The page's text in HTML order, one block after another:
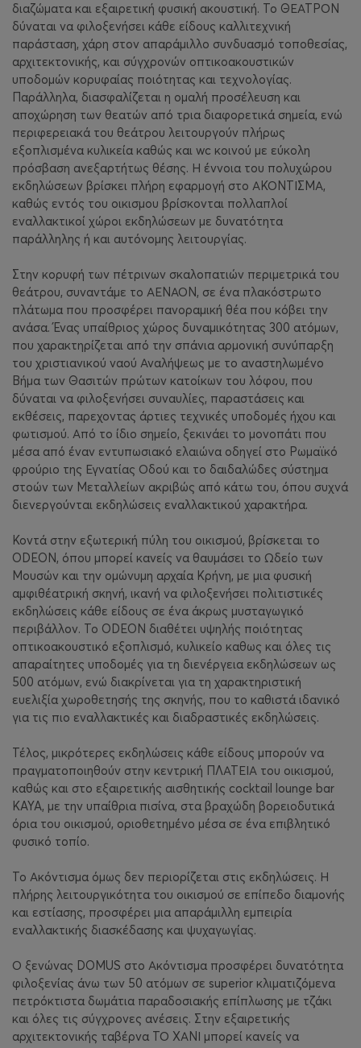
διαζώματα και εξαιρετική φυσική ακουστική. Το ΘΕΑΤΡΟΝ
δύναται να φιλοξενήσει κάθε είδους καλλιτεχνική
παράσταση, χάρη στον απαράμιλλο συνδυασμό τοποθεσίας,
αρχιτεκτονικής, και σύγχρονών οπτικοακουστικών
υποδομών κορυφαίας ποιότητας και τεχνολογίας.
Παράλληλα, διασφαλίζεται η ομαλή προσέλευση και
αποχώρηση των θεατών από τρια διαφορετικά σημεία, ενώ
περιφερειακά του θεάτρου λειτουργούν πλήρως
εξοπλισμένα κυλικεία καθώς και wc κοινού με εύκολη
πρόσβαση ανεξαρτήτως θέσης. Η έννοια του πολυχώρου
εκδηλώσεων βρίσκει πλήρη εφαρμογή στο ΑΚΟΝΤΙΣΜΑ,
καθώς εντός του οικισμου βρίσκονται πολλαπλοί
εναλλακτικοί χώροι εκδηλώσεων με δυνατότητα
παράλληλης ή και αυτόνομης λειτουργίας.
Στην κορυφή των πέτρινων σκαλοπατιών περιμετρικά του
θεάτρου, συναντάμε το ΑΕΝΑΟΝ, σε ένα πλακόστρωτο
πλάτωμα που προσφέρει πανοραμική θέα που κόβει την
ανάσα. Ένας υπαίθριος χώρος δυναμικότητας 300 ατόμων,
που χαρακτηρίζεται από την σπάνια αρμονική συνύπαρξη
του χριστιανικού ναού Αναλήψεως με το αναστηλωμένο
Βήμα των Θασιτών πρώτων κατοίκων του λόφου, που
δύναται να φιλοξενήσει συναυλίες, παραστάσεις και
εκθέσεις, παρεχοντας άρτιες τεχνικές υποδομές ήχου και
φωτισμού. Από το ίδιο σημείο, ξεκινάει το μονοπάτι που
μέσα από έναν εντυπωσιακό ελαιώνα οδηγεί στο Ρωμαϊκό
φρούριο της Εγνατίας Οδού και το δαιδαλώδες σύστημα
στοών των Μεταλλείων ακριβώς από κάτω του, όπου συχνά
διενεργούνται εκδηλώσεις εναλλακτικού χαρακτήρα.
Κοντά στην εξωτερική πύλη του οικισμού, βρίσκεται το
ODEON, όπου μπορεί κανείς να θαυμάσει το Ωδείο των
Μουσών και την ομώνυμη αρχαία Κρήνη, με μια φυσική
αμφιθέατρική σκηνή, ικανή να φιλοξενήσει πολιτιστικές
εκδηλώσεις κάθε είδους σε ένα άκρως μυσταγωγικό
περιβάλλον. Το ODEON διαθέτει υψηλής ποιότητας
οπτικοακουστικό εξοπλισμό, κυλικείο καθως και όλες τις
απαραίτητες υποδομές για τη διενέργεια εκδηλώσεων ως
500 ατόμων, ενώ διακρίνεται για τη χαρακτηριστική
ευελιξία χωροθετησής της σκηνής, που το καθιστά ιδανικό
για τις πιο εναλλακτικές και διαδραστικές εκδηλώσεις.
Τέλος, μικρότερες εκδηλώσεις κάθε είδους μπορούν να
πραγματοποιηθούν στην κεντρική ΠΛΑΤΕΙΑ του οικισμού,
καθώς και στο εξαιρετικής αισθητικής cocktail lounge bar
KAYA, με την υπαίθρια πισίνα, στα βραχώδη βορειοδυτικά
όρια του οικισμού, οριοθετημένο μέσα σε ένα επιβλητικό
φυσικό τοπίο.
Το Ακόντισμα όμως δεν περιορίζεται στις εκδηλώσεις. Η
πλήρης λειτουργικότητα του οικισμού σε επίπεδο διαμονής
και εστίασης, προσφέρει μια απαράμιλλη εμπειρία
εναλλακτικής διασκέδασης και ψυχαγωγίας.
Ο ξενώνας DOMUS στο Ακόντισμα προσφέρει δυνατότητα
φιλοξενίας άνω των 50 ατόμων σε superior κλιματιζόμενα
πετρόκτιστα δωμάτια παραδοσιακής επίπλωσης με τζάκι
και όλες τις σύγχρονες ανέσεις. Στην εξαιρετικής
αρχιτεκτονικής ταβέρνα ΤΟ ΧΑΝΙ μπορεί κανείς να